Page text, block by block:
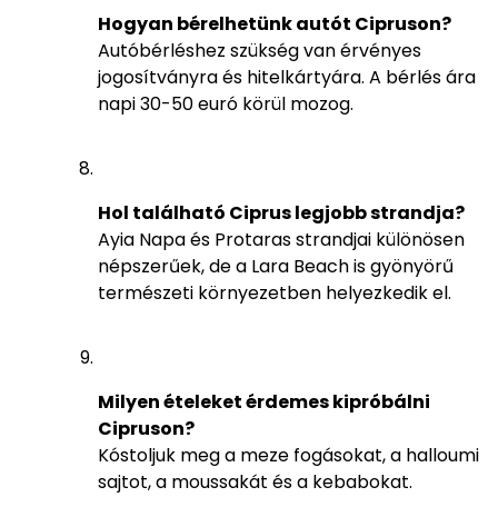
Hogyan bérelhetünk autót Cipruson?
Autóbérléshez szükség van érvényes
jogosítványra és hitelkártyára. A bérlés ára
napi 30-50 euró körül mozog.
Hol található Ciprus legjobb strandja?
Ayia Napa és Protaras strandjai különösen
népszerűek, de a Lara Beach is gyönyörű
természeti környezetben helyezkedik el.
Milyen ételeket érdemes kipróbálni
Cipruson?
Kóstoljuk meg a meze fogásokat, a halloumi
sajtot, a moussakát és a kebabokat.